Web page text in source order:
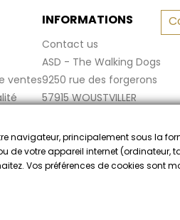
ventes
INFORMATIONS
Contact us
ASD - The Walking Dogs
9250 rue des forgerons
57915 WOUSTVILLER
haga clic aquí para
navigateur, principalement sous la
de votre appareil internet (ordinateur,
Vos préférences de cookies sont